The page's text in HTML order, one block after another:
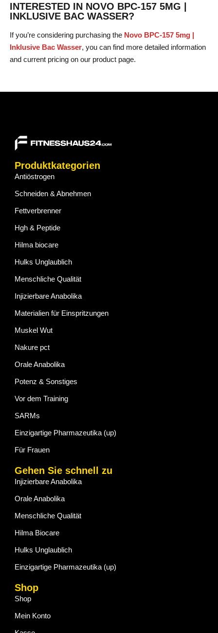
INTERESTED IN NOVO BPC-157 5MG |
INKLUSIVE BAC WASSER?
If you’re considering purchasing the Novo BPC-157 5mg |
Inklusive Bac Wasser, you can find more detailed information
and current pricing on our product page.
Produktkategorien
Antiöstrogen
Schneiden & Abnehmen
Fettverbrenner
Hgh & Peptide
Hilma biocare
Hulks Unglaublich
Menschliche Qualität
Injizierbare Anabolika
Materialien für Einspritzungen
Muskel Wut
Nakure pct
Orale Anabolika
Potenz & Sonstiges
Vor dem Training
SARMs
Einzigartige Pharmazeutika (up)
Für Frauen
Gehen Sie schnell zu
Injizierbare Anabolika
Orale Anabolika
Menschliche Qualität
Hilma Biocare
Hulks Unglaublich
Einzigartige Pharmazeutika (up)
Shop
Shop
Mein Konto